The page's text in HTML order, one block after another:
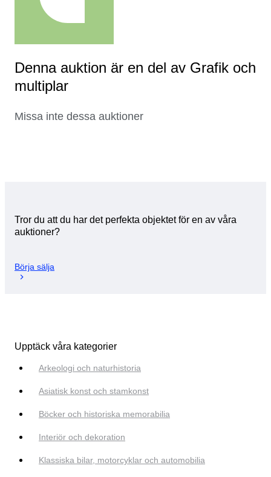
Denna auktion är en del av Grafik och
multiplar
Missa inte dessa auktioner
Tror du att du har det perfekta objektet för en av våra
auktioner?
Börja sälja
Upptäck våra kategorier
Arkeologi och naturhistoria
Asiatisk konst och stamkonst
Böcker och historiska memorabilia
Interiör och dekoration
Klassiska bilar, motorcyklar och automobilia